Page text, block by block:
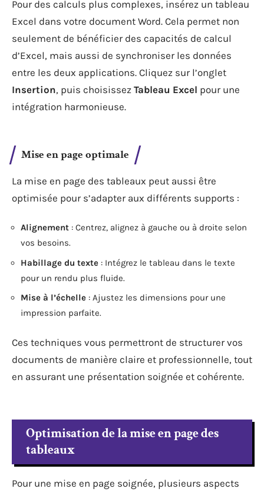
Pour des calculs plus complexes, insérez un tableau
Excel dans votre document Word. Cela permet non
seulement de bénéficier des capacités de calcul
d’Excel, mais aussi de synchroniser les données
entre les deux applications. Cliquez sur l’onglet
Insertion, puis choisissez Tableau Excel pour une
intégration harmonieuse.
Mise en page optimale
La mise en page des tableaux peut aussi être
optimisée pour s’adapter aux différents supports :
Alignement : Centrez, alignez à gauche ou à droite selon
vos besoins.
Habillage du texte : Intégrez le tableau dans le texte
pour un rendu plus fluide.
Mise à l’échelle : Ajustez les dimensions pour une
impression parfaite.
Ces techniques vous permettront de structurer vos
documents de manière claire et professionnelle, tout
en assurant une présentation soignée et cohérente.
Optimisation de la mise en page des
tableaux
Pour une mise en page soignée, plusieurs aspects